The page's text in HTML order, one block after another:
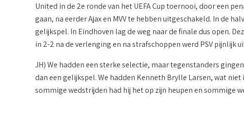
United in de 2e ronde van het UEFA Cup toernooi, door een
gaan, na eerder Ajax en MVV te hebben uitgeschakeld. In de
gelijkspel. In Eindhoven lag de weg naar de finale dus open.
in 2-2 na de verlenging en na strafschoppen werd PSV pijnlijk
JH) We hadden een sterke selectie, maar tegenstanders
dan een gelijkspel. We hadden Kenneth Brylle Larsen, wat
sommige wedstrijden had hij het op zijn heupen en sommige